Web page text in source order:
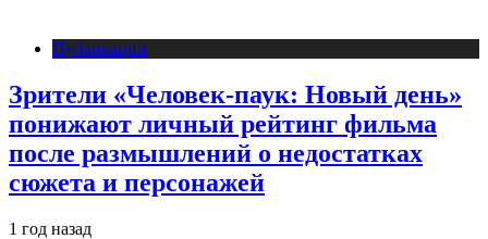
Публикации
Зрители «Человек-паук: Новый день»
понижают личный рейтинг фильма
после размышлений о недостатках
сюжета и персонажей
1 год назад